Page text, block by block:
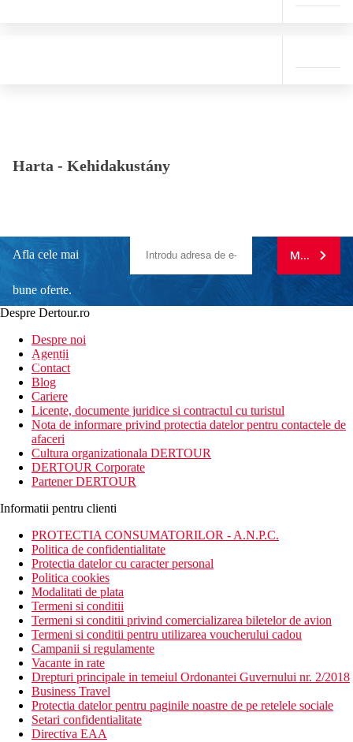
Harta - Kehidakustány
Afla cele mai
bune oferte.
newsletter!
MA
Despre Dertour.ro
Despre noi
Agentii
Contact
Blog
Cariere
Licente, documente juridice si contractul cu turistul
Nota de informare privind protectia datelor pentru contactele de
afaceri
Cultura organizationala DERTOUR
DERTOUR Corporate
Partener DERTOUR
Informatii pentru clienti
PROTECTIA CONSUMATORILOR - A.N.P.C.
Politica de confidentialitate
Protectia datelor cu caracter personal
Politica cookies
Modalitati de plata
Termeni si conditii
Termeni si conditii privind comercializarea biletelor de avion
Termeni si conditii pentru utilizarea voucherului cadou
Campanii si regulamente
Vacante in rate
Drepturi principale in temeiul Ordonantei Guvernului nr. 2/2018
Business Travel
Protectia datelor pentru paginile noastre de pe retelele sociale
Setari confidentialitate
Directiva EAA